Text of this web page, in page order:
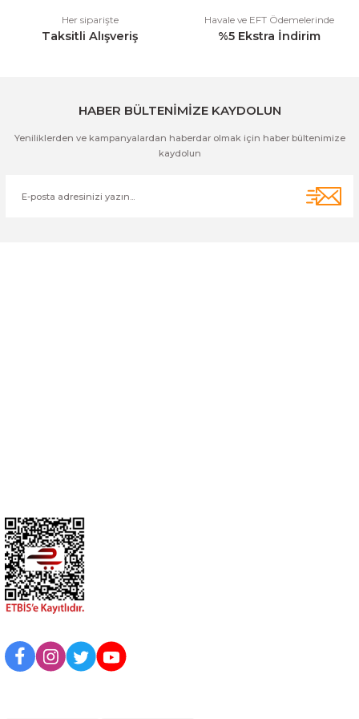
Her siparişte
Taksitli Alışveriş
Havale ve EFT Ödemelerinde
%5 Ekstra İndirim
HABER BÜLTENİMİZE KAYDOLUN
Yeniliklerden ve kampanyalardan haberdar olmak için haber bültenimize
kaydolun